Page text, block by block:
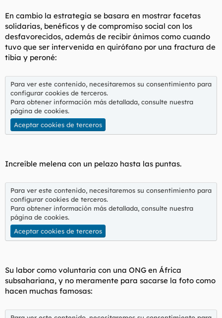
En cambio la estrategia se basara en mostrar facetas
solidarias, benéficos y de compromiso social con los
desfavorecidos, además de recibir ánimos como cuando
tuvo que ser intervenida en quirófano por una fractura de
tibia y peroné:
Para ver este contenido, necesitaremos su consentimiento para
configurar cookies de terceros.
Para obtener información más detallada, consulte nuestra
página de cookies.
Aceptar cookies de terceros
Increíble melena con un pelazo hasta las puntas.
Para ver este contenido, necesitaremos su consentimiento para
configurar cookies de terceros.
Para obtener información más detallada, consulte nuestra
página de cookies.
Aceptar cookies de terceros
Su labor como voluntaria con una ONG en África
subsahariana, y no meramente para sacarse la foto como
hacen muchas famosas: